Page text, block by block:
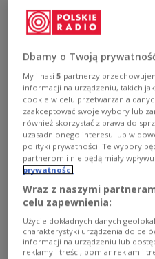
Ksawery Branicki Rosja
Stanisław August Poniatowski
POLSKIE RADIO 24
"Polska
nikogo". Historyk o
- Stanisław August być
Dbamy o Twoją
My i nasi5 partnerzy
informacji na urządzeniu, takich
cookie w celu przetwarzania
zaakceptować swoje wybory lub
również skorzystać z prawa do
uzasadnionego interesu lub w
polityki prywatności. Te wybory
partnerom i nie będą miały
prywatności
Wraz z naszymi
celu zapewnienia:
Użycie dokładnych danych
charakterystyki urządzenia do
informacji na urządzeniu lub
reklamy i treści, pomiar reklam i